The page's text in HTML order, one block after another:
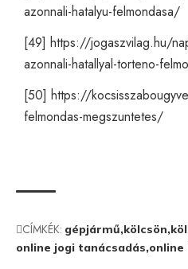
azonnali-hatalyu-felmondasa/
[49] https://jogaszvilag.hu/
azonnali-hatallyal-torteno-
[50] https://
felmondas-megszuntetes/
CÍMKÉK: gépjármű kölcsön
online jogi tanácsadás online